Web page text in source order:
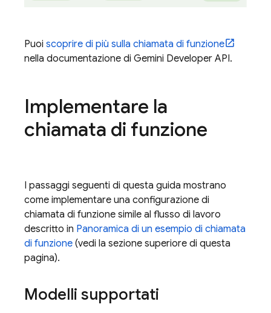
Puoi scoprire di più sulla chiamata di funzione
nella documentazione di Gemini Developer API.
Implementare la
chiamata di funzione
I passaggi seguenti di questa guida mostrano
come implementare una configurazione di
chiamata di funzione simile al flusso di lavoro
descritto in Panoramica di un esempio di chiamata
di funzione (vedi la sezione superiore di questa
pagina).
Modelli supportati